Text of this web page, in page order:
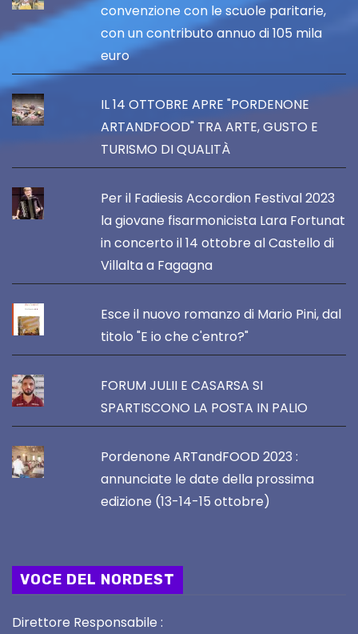
convenzione con le scuole paritarie,
con un contributo annuo di 105 mila
euro
IL 14 OTTOBRE APRE "PORDENONE
ARTANDFOOD" TRA ARTE, GUSTO E
TURISMO DI QUALITÀ
Per il Fadiesis Accordion Festival 2023
la giovane fisarmonicista Lara Fortunat
in concerto il 14 ottobre al Castello di
Villalta a Fagagna
Esce il nuovo romanzo di Mario Pini, dal
titolo "E io che c'entro?"
FORUM JULII E CASARSA SI
SPARTISCONO LA POSTA IN PALIO
Pordenone ARTandFOOD 2023 :
annunciate le date della prossima
edizione (13-14-15 ottobre)
VOCE DEL NORDEST
Direttore Responsabile :